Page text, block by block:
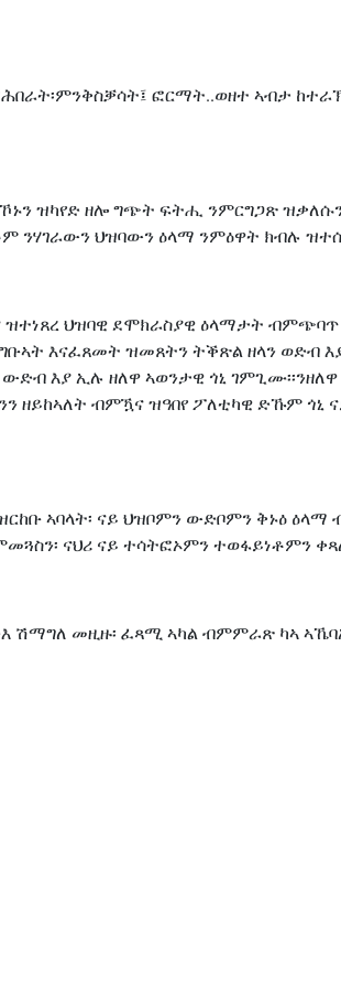
ፎርማት..ወዘተ ኣብታ
ዝካየድ ዘሎ ግጭት ፍትሒ ንምርግጋጽ
ህዝባውን ዕላማ ንምዕዋት ክብሉ
ህዝባዊ ደሞክራስያዊ ዕላማታት
እናፈጸመት ዝመጸትን ትቕጽል ዘላን ወድብ
እያ ኢሉ ዘለዋ ኣወንታዊ ጎኒ
ዘይከኣለት ብምዃና ዝዓበየ ፖለቲካዊ ድኹም
ኣባላት፡ ናይ ህዝቦምን ውድቦምን ቅኑዕ
ናህሪ ናይ ተሳትፎኦምን ተወፋይነቶምን
ሽማግለ መዚዙ፡ ፈጻሚ ኣካል ብምምራጽ ካኣ